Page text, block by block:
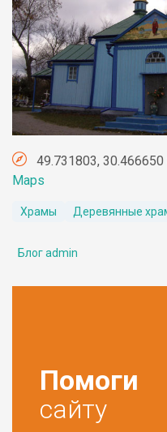
49.731803,
Maps
Храмы Деревянные
Блог admin
Помоги
сайту